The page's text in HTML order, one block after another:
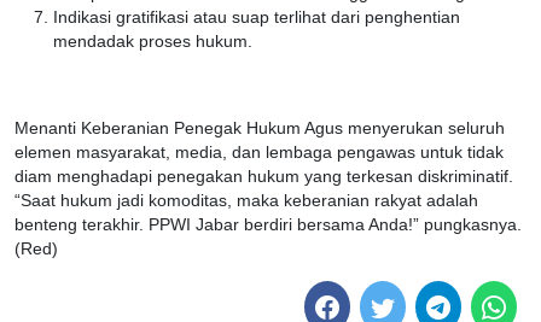
Indikasi gratifikasi atau suap terlihat dari penghentian
mendadak proses hukum.
Menanti Keberanian Penegak Hukum Agus menyerukan seluruh
elemen masyarakat, media, dan lembaga pengawas untuk tidak
diam menghadapi penegakan hukum yang terkesan diskriminatif.
“Saat hukum jadi komoditas, maka keberanian rakyat adalah
benteng terakhir. PPWI Jabar berdiri bersama Anda!” pungkasnya.
(Red)